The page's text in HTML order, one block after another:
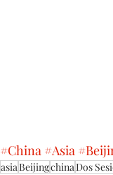
#China #Asia
asiaBeijingchinaDos